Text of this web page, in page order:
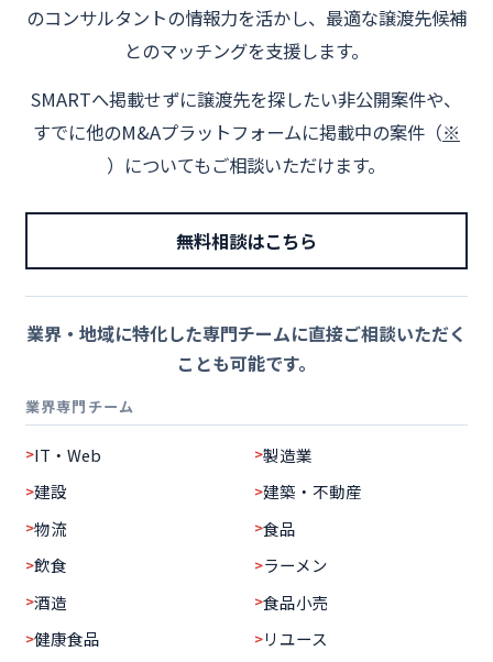
のコンサルタントの情報力を活かし、最適な譲渡先候補
とのマッチングを支援します。
SMARTへ掲載せずに譲渡先を探したい非公開案件や、
すでに他のM&Aプラットフォームに掲載中の案件（※
）についてもご相談いただけます。
無料相談はこちら
業界・地域に特化した専門チームに直接ご相談いただく
ことも可能です。
業界専門チーム
IT・Web
製造業
建設
建築・不動産
物流
食品
飲食
ラーメン
酒造
食品小売
健康食品
リユース